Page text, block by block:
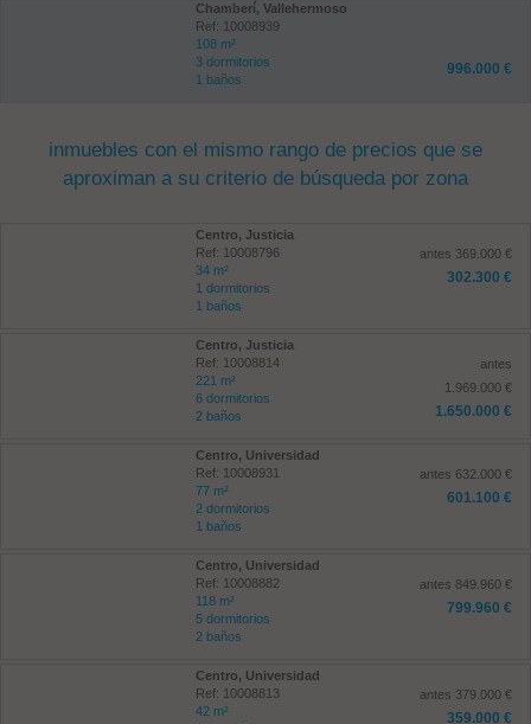
Chamberí, Vallehermoso
Ref: 10008939
108 m²
3 dormitorios
1 baños
996.000 €
inmuebles con el mismo rango de precios que se
aproximan a su criterio de búsqueda por zona
Centro, Justicia
Ref: 10008796
34 m²
1 dormitorios
1 baños
antes 369.000 €
302.300 €
Centro, Justicia
Ref: 10008814
221 m²
6 dormitorios
2 baños
antes
1.969.000 €
1.650.000 €
Centro, Universidad
Ref: 10008931
77 m²
2 dormitorios
1 baños
antes 632.000 €
601.100 €
Centro, Universidad
Ref: 10008882
118 m²
5 dormitorios
2 baños
antes 849.960 €
799.960 €
Centro, Universidad
Ref: 10008813
42 m²
antes 379.000 €
359.000 €